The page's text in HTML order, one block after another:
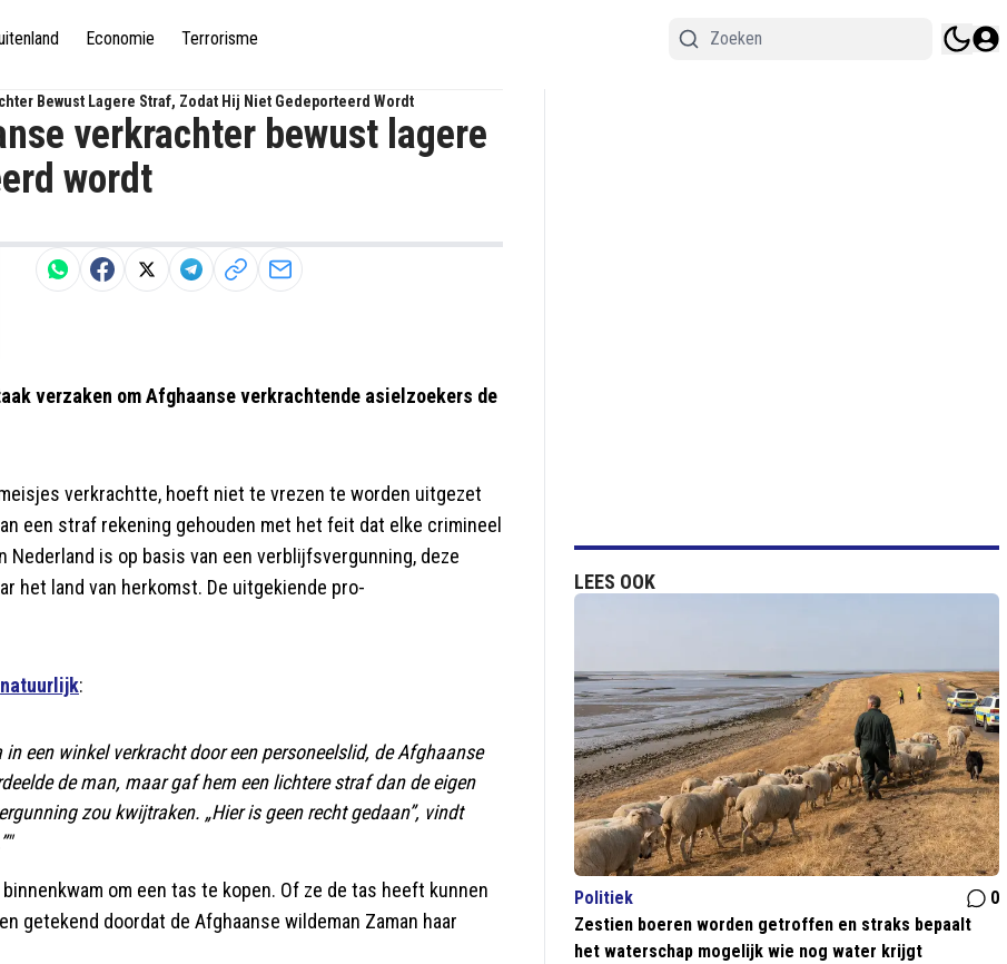
Economie Terrorisme
Bewust Lagere Straf, Zodat Hij Niet Gedeporteerd Wordt
verkrachter bewust lagere
wordt
verzaken om Afghaanse verkrachtende asielzoekers de
verkrachtte, hoeft niet te vrezen te worden uitgezet
een straf rekening gehouden met het feit dat elke crimineel
is op basis van een verblijfsvergunning, deze
het land van herkomst. De uitgekiende pro-
natuurlijk:
een winkel verkracht door een personeelslid, de Afghaanse
de man, maar gaf hem een lichtere straf dan de eigen
zou kwijtraken. „Hier is geen recht gedaan”, vindt
om een tas te kopen. Of ze de tas heeft kunnen
getekend doordat de Afghaanse wildeman Zaman haar
LEES OOK
Politiek
0
Zestien boeren worden getroffen en straks bepaalt
het waterschap mogelijk wie nog water krijgt